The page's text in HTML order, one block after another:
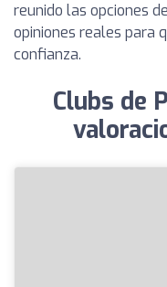
reunido las opciones
opiniones reales para
confianza.
Clubs de